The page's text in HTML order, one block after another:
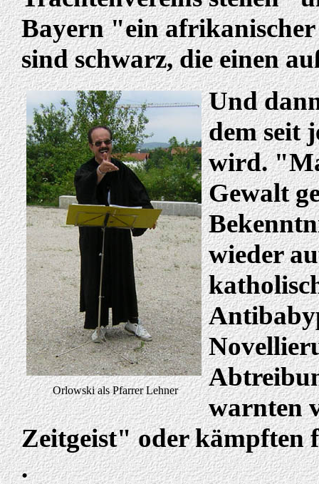
Bayern "ein
sind schwarz, die einen
Orlowski als Pfarrer Lehner
Und
dem seit
wird.
Gewalt
wieder
warnten
Zeitgeist" oder kämpften
.